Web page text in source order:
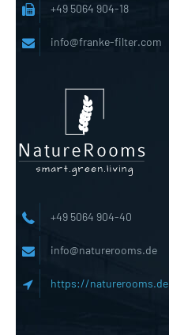
+49 5064 904-18
info@franke-filter.com
+49 5064 904-40
info@naturerooms.de
https://naturerooms.de